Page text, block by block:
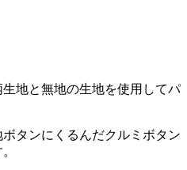
地と無地の生地を使用してパ
タンにくるんだクルミボタン